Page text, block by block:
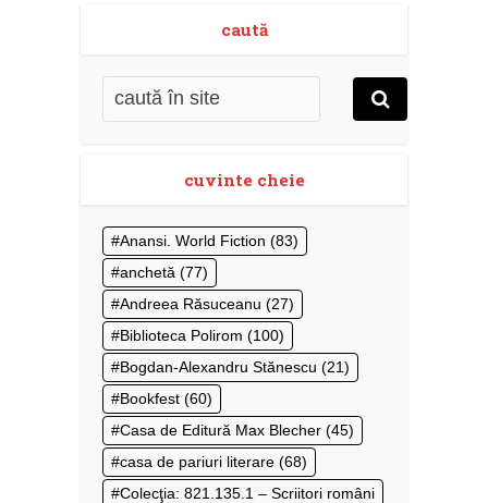
caută
cuvinte cheie
Anansi. World Fiction (83)
anchetă (77)
Andreea Răsuceanu (27)
Biblioteca Polirom (100)
Bogdan-Alexandru Stănescu (21)
Bookfest (60)
Casa de Editură Max Blecher (45)
casa de pariuri literare (68)
Colecţia: 821.135.1 – Scriitori români